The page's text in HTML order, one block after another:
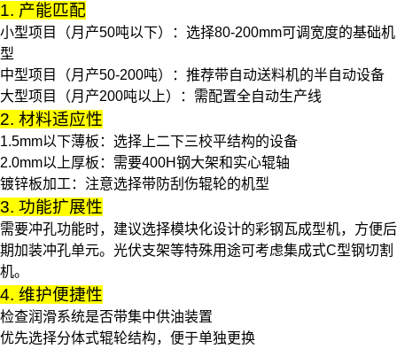
1. 产能匹配
小型项目（月产50吨以下）：选择80-200mm可调宽度的基础机
型
中型项目（月产50-200吨）：推荐带自动送料机的半自动设备
大型项目（月产200吨以上）：需配置全自动生产线
2. 材料适应性
1.5mm以下薄板：选择上二下三校平结构的设备
2.0mm以上厚板：需要400H钢大架和实心辊轴
镀锌板加工：注意选择带防刮伤辊轮的机型
3. 功能扩展性
需要冲孔功能时，建议选择模块化设计的彩钢瓦成型机，方便后
期加装冲孔单元。光伏支架等特殊用途可考虑集成式C型钢切割
机。
4. 维护便捷性
检查润滑系统是否带集中供油装置
优先选择分体式辊轮结构，便于单独更换